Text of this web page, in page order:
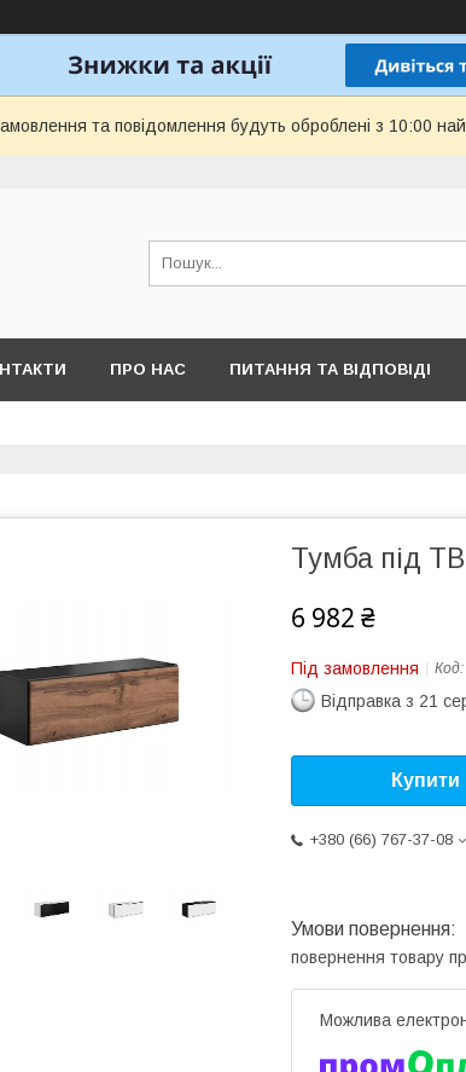
та повідомлення будуть оброблені з 10:00
ПРО НАС ПИТАННЯ ТА ВІДПОВІДІ
Тумба під
6 982 ₴
Під замовлення Код:
Відправка з 21
Купити
+380 (66) 767-37-08
повернення товару